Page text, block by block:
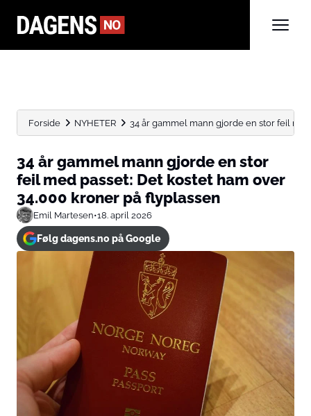
Forside NYHETER 34 år gammel mann gjorde en stor feil med
34 år gammel mann gjorde en stor
feil med passet: Det kostet ham over
34.000 kroner på flyplassen
Emil Martesen•18. april 2026
Følg dagens.no på Google